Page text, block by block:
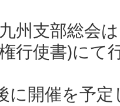
州支部総会
行使書)にて
に開催を予